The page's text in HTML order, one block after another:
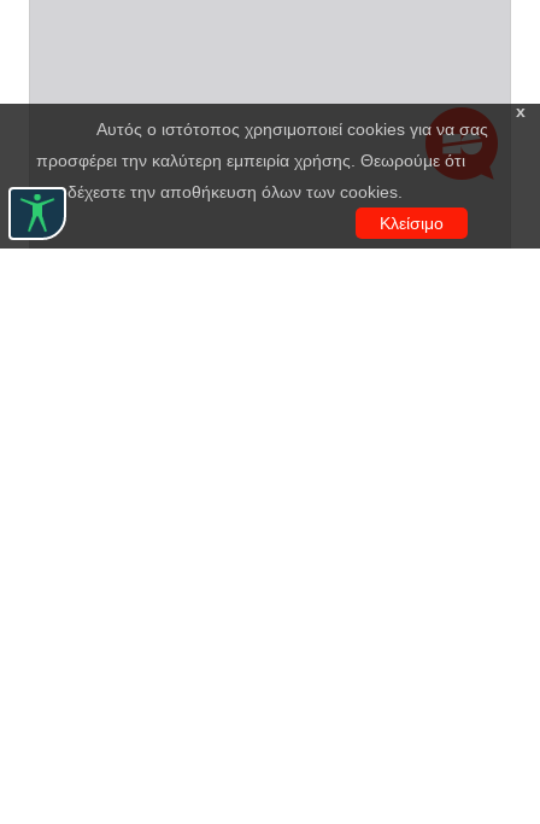
x
Αυτός ο ιστότοπος χρησιμοποιεί cookies για να σας
προσφέρει την καλύτερη εμπειρία χρήσης. Θεωρούμε ότι
αποδέχεστε την αποθήκευση όλων των cookies.
Κλείσιμο